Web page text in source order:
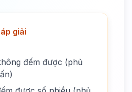
giải
đếm được (phủ